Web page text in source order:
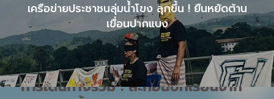
เครือข่ายประชาชนลุ่มน้ำโขง ลุกขึ้น ! ยืนหยัดต้าน
เขื่อนปากแบง